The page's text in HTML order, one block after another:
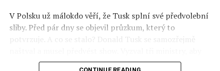
technologií umělé inteligence v mnoha oblastech života
umožní Evropské unii obnovit konkurenceschopnost ve
vztahu ke globálním ekonomikám a nutnosti zajistit
V Polsku už málokdo věří, že Tusk splní své předvolební
sliby. Před pár dny se objevil průzkum, který to
potvrzuje. A co se stalo? Donald Tusk se samozřejmě
před kamerami podepsali dohodu o stíhání členů PiS, a
CONTINUE READING